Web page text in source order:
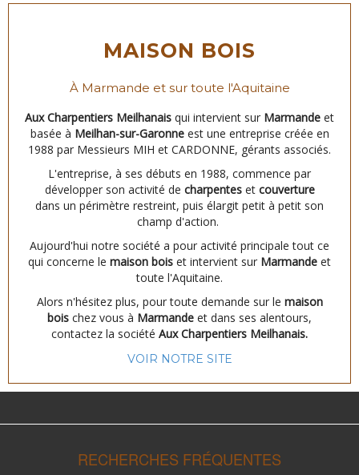
MAISON BOIS
À Marmande et sur toute l'Aquitaine
Aux Charpentiers Meilhanais qui intervient sur Marmande et
basée à Meilhan-sur-Garonneest une entreprise créée en
1988 par Messieurs MIH et CARDONNE, gérants associés.
L'entreprise, à ses débuts en 1988, commence par
développer son activité de charpenteset couverture
dans un périmètre restreint, puis élargit petit à petit son
champ d'action.
Aujourd'hui notre société a pour activité principale tout ce
qui concerne le maison bois et intervient sur Marmande et
toute l'Aquitaine.
Alors n'hésitez plus, pour toute demande sur le maison
bois chez vous à Marmande et dans ses alentours,
contactez la société Aux Charpentiers Meilhanais.
VOIR NOTRE SITE
RECHERCHES FRÉQUENTES